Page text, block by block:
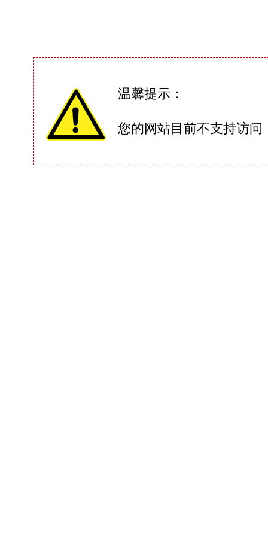
温馨提示：
您的网站目前不支持访